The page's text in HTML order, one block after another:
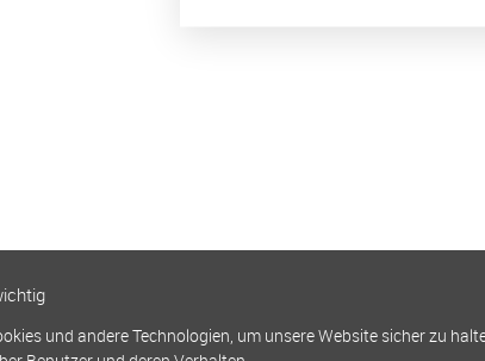
und andere Technologien, um unsere Website sicher zu